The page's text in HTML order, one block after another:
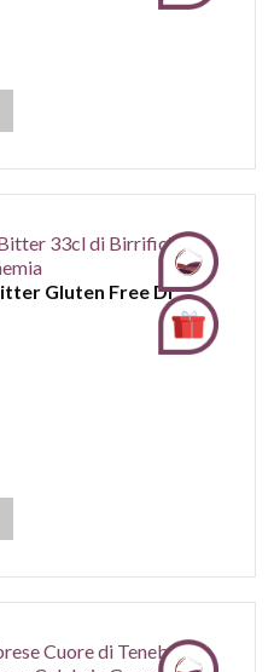
Gluten Free Di